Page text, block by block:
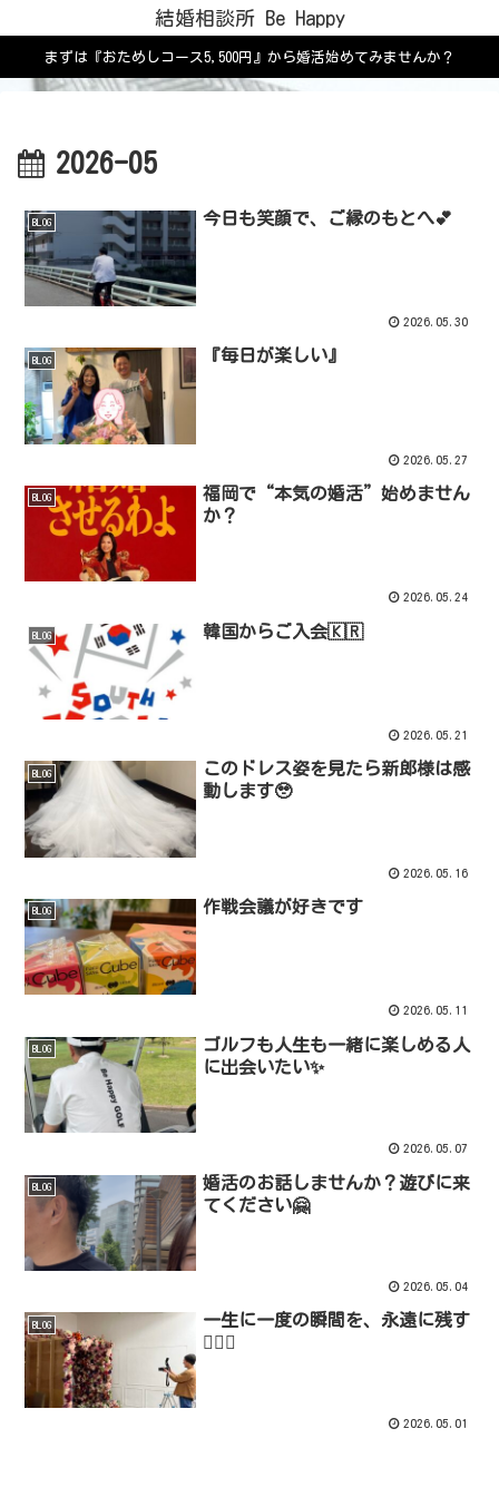
結婚相談所 Be Happy
まずは『おためしコース5,500円』から婚活始めてみませんか？
2026-05
BLOG 今日も笑顔で、ご縁のもとへ💕
2026.05.30
BLOG 『毎日が楽しい』
2026.05.27
BLOG
福岡で“本気の婚活”始めません
か？
2026.05.24
BLOG 韓国からご入会🇰🇷
2026.05.21
BLOG
このドレス姿を見たら新郎様は感
動します🥹
2026.05.16
BLOG 作戦会議が好きです
2026.05.11
BLOG
ゴルフも人生も一緒に楽しめる人
に出会いたい✨
2026.05.07
BLOG
婚活のお話しませんか？遊びに来
てください🤗
2026.05.04
BLOG
一生に一度の瞬間を、永遠に残す
👰‍♀️✨
2026.05.01